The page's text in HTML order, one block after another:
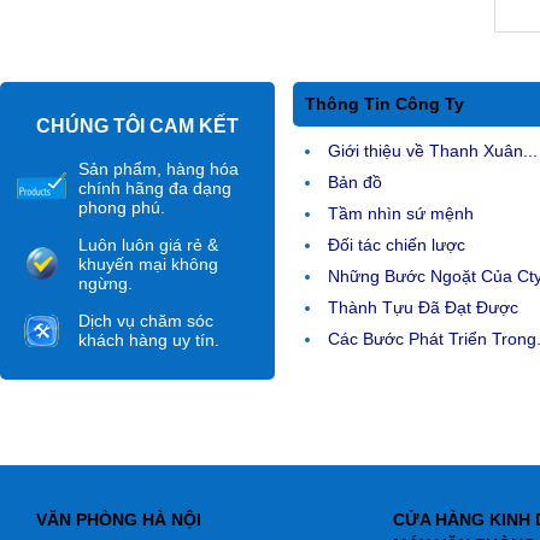
CHÚNG TÔI CAM KẾT
Sản phẩm, hàng hóa
chính hãng đa dạng
phong phú.
Luôn luôn giá rẻ &
khuyến mại không
ngừng.
Dịch vụ chăm sóc
khách hàng uy tín.
Thông Tin Công Ty
Giới thiệu về Thanh Xuân...
Bản đồ
Tầm nhìn sứ mệnh
Đối tác chiến lược
Những Bước Ngoặt Của
Thành Tựu Đã Đạt Được
Các Bước Phát Triển
VĂN PHÒNG HÀ NỘI
CỬA HÀNG KINH